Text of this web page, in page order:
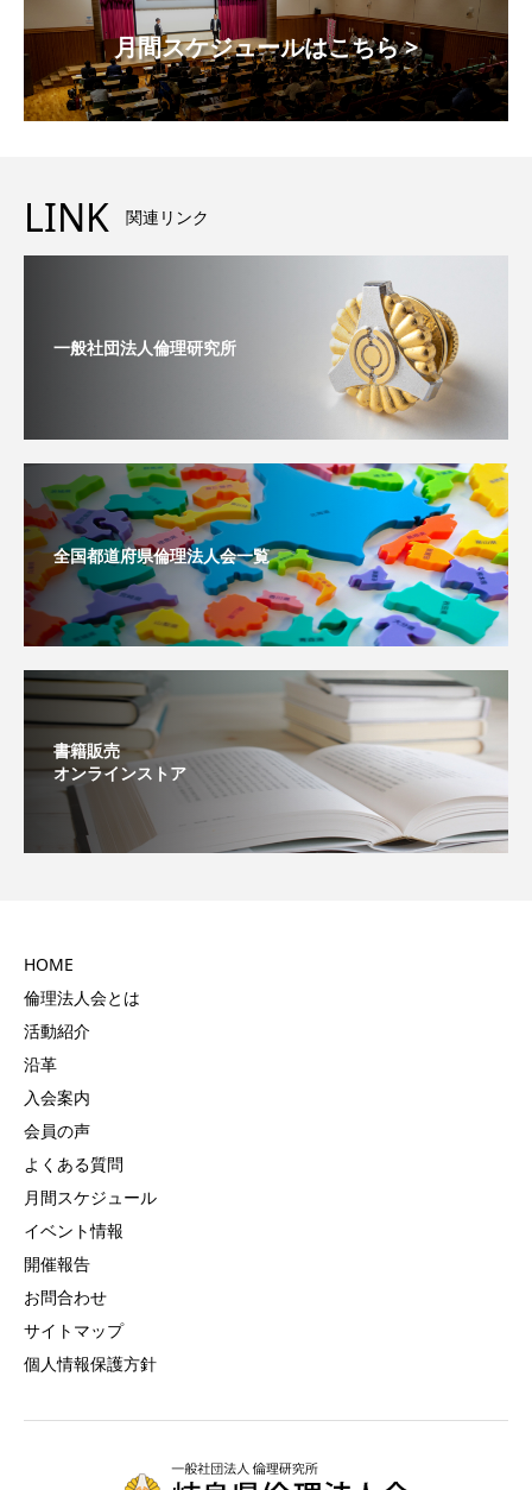
月間スケジュールはこちら >
LINK 関連リンク
一般社団法人倫理研究所
全国都道府県倫理法人会一覧
書籍販売
オンラインストア
HOME
倫理法人会とは
活動紹介
沿革
入会案内
会員の声
よくある質問
月間スケジュール
イベント情報
開催報告
お問合わせ
サイトマップ
個人情報保護方針